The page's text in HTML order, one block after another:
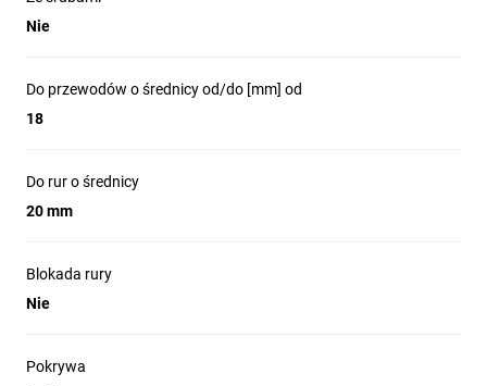
Nie
Do przewodów o średnicy od/do [mm] od
18
Do rur o średnicy
20 mm
Blokada rury
Nie
Pokrywa